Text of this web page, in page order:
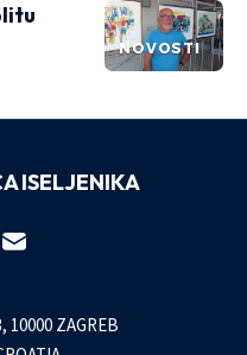
NOVOSTI
ISELJENIKA
10000 ZAGREB